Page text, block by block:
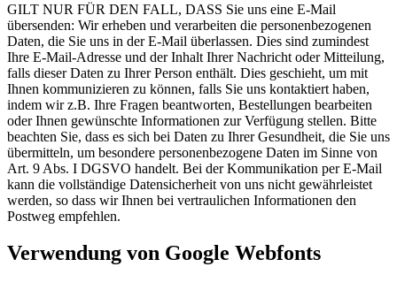
GILT NUR FÜR DEN FALL, DASS Sie uns eine E-Mail
übersenden: Wir erheben und verarbeiten die personenbezogenen
Daten, die Sie uns in der E-Mail überlassen. Dies sind zumindest
Ihre E-Mail-Adresse und der Inhalt Ihrer Nachricht oder Mitteilung,
falls dieser Daten zu Ihrer Person enthält. Dies geschieht, um mit
Ihnen kommunizieren zu können, falls Sie uns kontaktiert haben,
indem wir z.B. Ihre Fragen beantworten, Bestellungen bearbeiten
oder Ihnen gewünschte Informationen zur Verfügung stellen. Bitte
beachten Sie, dass es sich bei Daten zu Ihrer Gesundheit, die Sie uns
übermitteln, um besondere personenbezogene Daten im Sinne von
Art. 9 Abs. I DGSVO handelt. Bei der Kommunikation per E-Mail
kann die vollständige Datensicherheit von uns nicht gewährleistet
werden, so dass wir Ihnen bei vertraulichen Informationen den
Postweg empfehlen.
Verwendung von Google Webfonts